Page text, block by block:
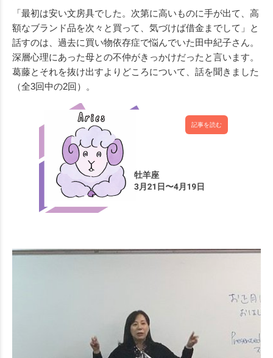
「最初は安い文房具でした。次第に高いものに手が出て、高
額なブランド品を次々と買って、気づけば借金までして」と
話すのは、過去に買い物依存症で悩んでいた田中紀子さん。
深層心理にあった母との不仲がきっかけだったと言います。
葛藤とそれを抜け出すよりどころについて、話を聞きました
（全3回中の2回）。
記事を読む